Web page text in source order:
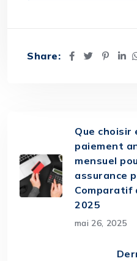
Share:
Que choisir
paiement
mensuel
assurance
Comparatif
2025
mai 26, 2025